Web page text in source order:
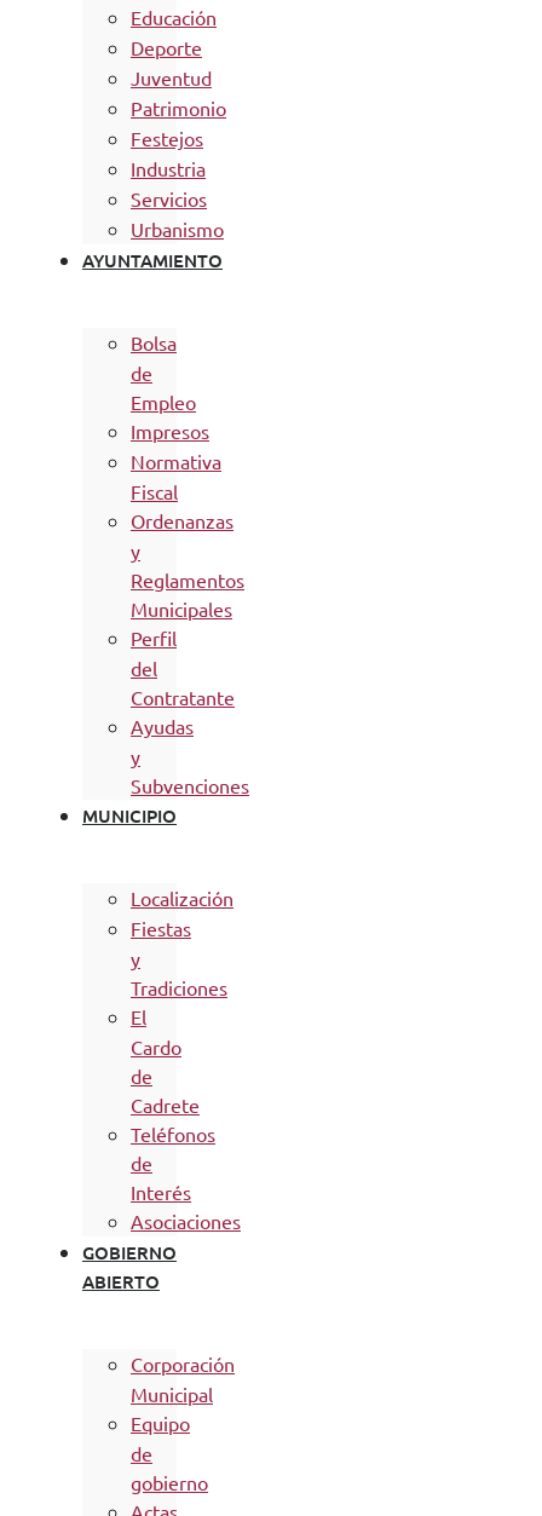
Educación
Deporte
Juventud
Patrimonio
Festejos
Industria
Servicios
Urbanismo
AYUNTAMIENTO
Bolsa
de
Empleo
Impresos
Normativa
Fiscal
Ordenanzas
y
Reglamentos
Municipales
Perfil
del
Contratante
Ayudas
y
Subvenciones
MUNICIPIO
Localización
Fiestas
y
Tradiciones
El
Cardo
de
Cadrete
Teléfonos
de
Interés
Asociaciones
GOBIERNO
ABIERTO
Corporación
Municipal
Equipo
de
gobierno
Actas